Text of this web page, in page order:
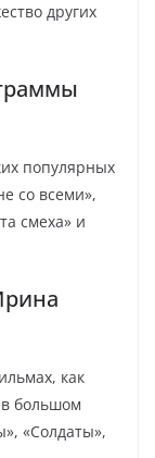
других
популярных
со всеми»,
смеха» и
как
большом
«Солдаты»,